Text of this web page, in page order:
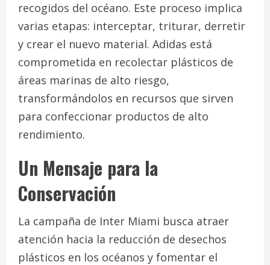
recogidos del océano. Este proceso implica
varias etapas: interceptar, triturar, derretir
y crear el nuevo material. Adidas está
comprometida en recolectar plásticos de
áreas marinas de alto riesgo,
transformándolos en recursos que sirven
para confeccionar productos de alto
rendimiento.
Un Mensaje para la
Conservación
La campaña de Inter Miami busca atraer
atención hacia la reducción de desechos
plásticos en los océanos y fomentar el